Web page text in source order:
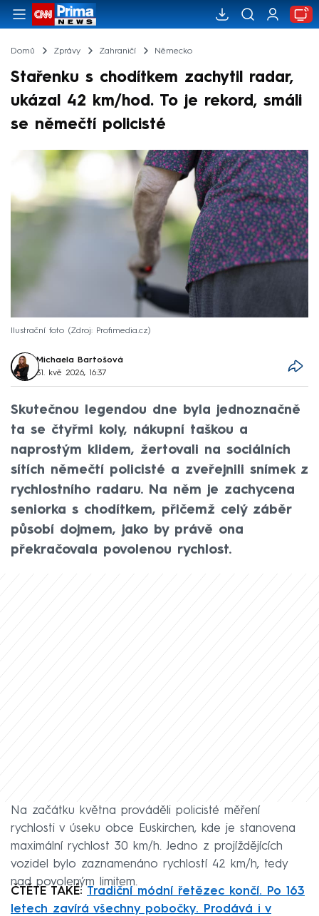
Domů Zprávy Zahraničí Německo
Stařenku s chodítkem zachytil radar,
ukázal 42 km/hod. To je rekord, smáli
se němečtí policisté
Ilustrační foto Zdroj: Profimedia.cz
Michaela Bartošová
31. kvě 2026, 16:37
Skutečnou legendou dne byla jednoznačně
ta se čtyřmi koly, nákupní taškou a
naprostým klidem, žertovali na sociálních
sítích němečtí policisté a zveřejnili snímek z
rychlostního radaru. Na něm je zachycena
seniorka s chodítkem, přičemž celý záběr
působí dojmem, jako by právě ona
překračovala povolenou rychlost.
Na začátku května prováděli policisté měření
rychlosti v úseku obce Euskirchen, kde je stanovena
maximální rychlost 30 km/h. Jedno z projíždějících
vozidel bylo zaznamenáno rychlostí 42 km/h, tedy
nad povoleným limitem.
ČTĚTE TAKÉ: Tradiční módní řetězec končí. Po 163
letech zavírá všechny pobočky. Prodává i v